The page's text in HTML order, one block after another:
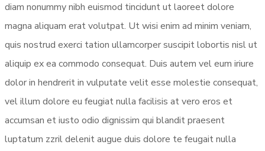
diam nonummy nibh euismod tincidunt ut laoreet dolore
magna aliquam erat volutpat. Ut wisi enim ad minim veniam,
quis nostrud exerci tation ullamcorper suscipit lobortis nisl ut
aliquip ex ea commodo consequat. Duis autem vel eum iriure
dolor in hendrerit in vulputate velit esse molestie consequat,
vel illum dolore eu feugiat nulla facilisis at vero eros et
accumsan et iusto odio dignissim qui blandit praesent
luptatum zzril delenit augue duis dolore te feugait nulla